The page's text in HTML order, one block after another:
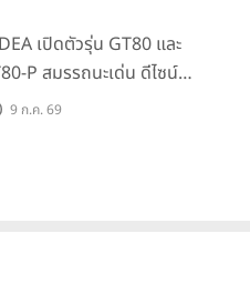
เปิดตัวรุ่น GT80 และ
P สมรรถนะเด่น ดีไซน์หรู
ดภัย ราคาเข้าถึงง่าย จด
9 ก.ค. 69